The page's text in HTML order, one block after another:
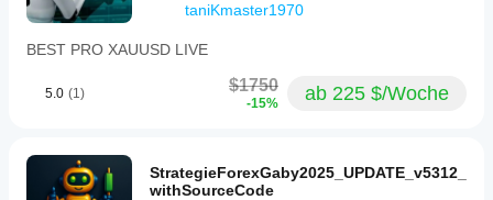
taniKmaster1970
BEST PRO XAUUSD LIVE
5.0 (1) $1750
-15% ab 225 $/Woche
StrategieForexGaby2025_UPDATE_v5312_
withSourceCode